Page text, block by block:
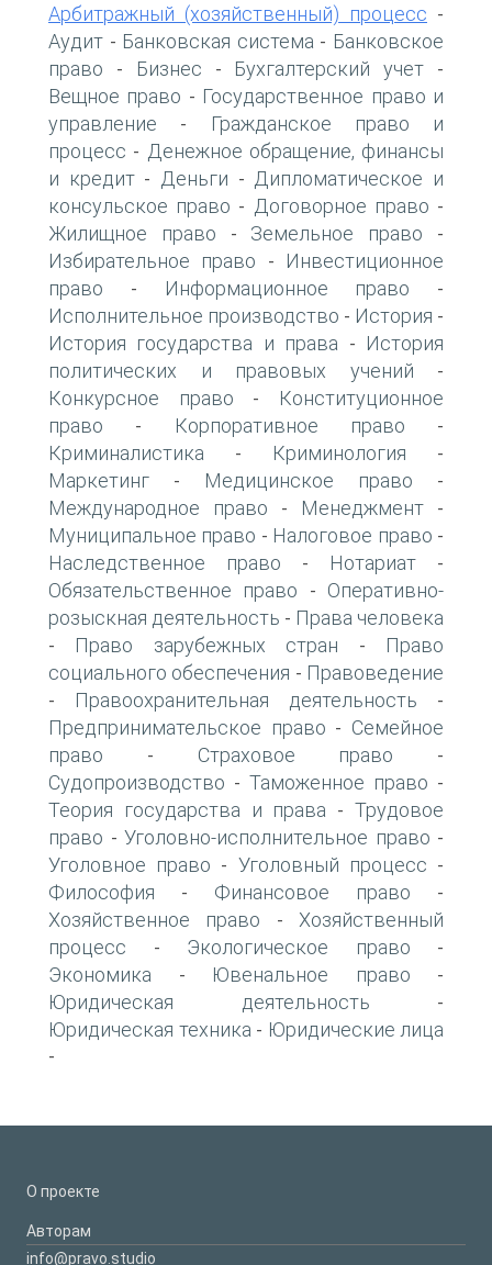
Арбитражный (хозяйственный) процесс -
Аудит - Банковская система - Банковское
право - Бизнес - Бухгалтерский учет -
Вещное право - Государственное право и
управление -
Гражданское право и
процесс - Денежное обращение, финансы
и кредит- Деньги - Дипломатическое и
консульское право - Договорное право -
Жилищное право - Земельное право -
Избирательное право -
Инвестиционное
право - Информационное право -
Исполнительное производство - История -
История государства и права -
История
политических и правовых учений -
Конкурсное право -
Конституционное
право - Корпоративное право -
Криминалистика - Криминология -
Маркетинг - Медицинское право -
Международное право - Менеджмент -
Муниципальное право - Налоговое право -
Наследственное право - Нотариат -
Обязательственное право - Оперативно-
розыскная деятельность - Права человека
- Право зарубежных стран -
Право
социального обеспечения - Правоведение
- Правоохранительная деятельность -
Предпринимательское право - Семейное
право - Страховое право -
Судопроизводство - Таможенное право -
Теория государства и права -Трудовое
право - Уголовно-исполнительное право -
Уголовное право - Уголовный процесс -
Философия - Финансовое право -
Хозяйственное право - Хозяйственный
процесс - Экологическое право -
Экономика - Ювенальное право -
Юридическая деятельность -
Юридическая техника - Юридические лица
-
О проекте
Авторам
info@pravo.studio